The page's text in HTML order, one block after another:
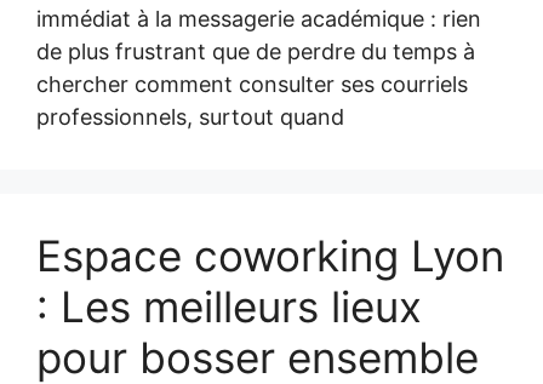
immédiat à la messagerie académique : rien
de plus frustrant que de perdre du temps à
chercher comment consulter ses courriels
professionnels, surtout quand
Espace coworking Lyon
: Les meilleurs lieux
pour bosser ensemble